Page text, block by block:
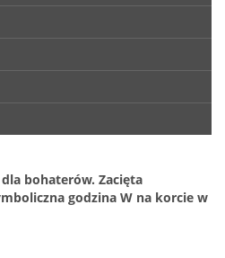
bohaterów. Zacięta
godzina W na korcie w